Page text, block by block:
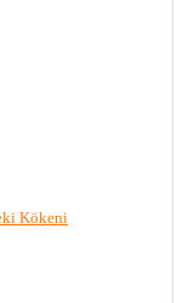
Kökeni